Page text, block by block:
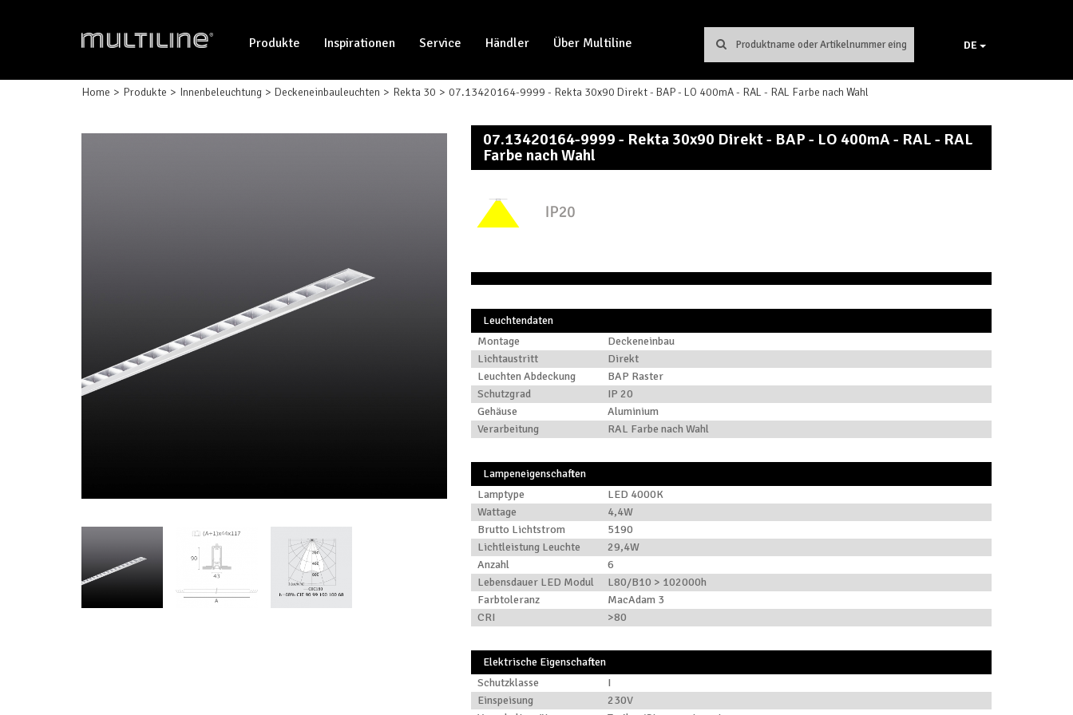
Produkte Inspirationen Service Händler Über Multiline DE
Home Produkte Innenbeleuchtung Deckeneinbauleuchten Rekta 30 07.13420164-9999 - Rekta 30x90 Direkt - BAP - LO 400mA - RAL - RAL Farbe nach Wahl
07.13420164-9999 - Rekta 30x90 Direkt - BAP - LO 400mA - RAL - RAL
Farbe nach Wahl
Leuchtendaten
Montage
Deckeneinbau
Lichtaustritt
Direkt
Leuchten Abdeckung
BAP Raster
Schutzgrad
IP 20
Gehäuse
Aluminium
Verarbeitung
RAL Farbe nach Wahl
Lampeneigenschaften
Lamptype
LED 4000K
Wattage
4,4W
Brutto Lichtstrom
5190
Lichtleistung Leuchte
29,4W
Anzahl
6
Lebensdauer LED Modul
L80/B10 > 102000h
Farbtoleranz
MacAdam 3
CRI
>80
Elektrische Eigenschaften
Schutzklasse
I
Einspeisung
230V